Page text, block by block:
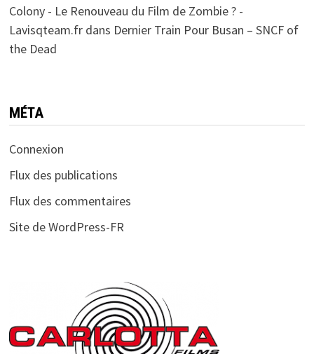
Colony - Le Renouveau du Film de Zombie ? -
Lavisqteam.frdans Dernier Train Pour Busan – SNCF of
the Dead
MÉTA
Connexion
Flux des publications
Flux des commentaires
Site de WordPress-FR